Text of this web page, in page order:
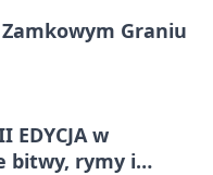
Graniu
EDYCJA w
bitwy, rymy i